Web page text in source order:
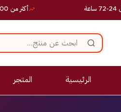
أكثر من 10,000 طلب ناجح
الرئيسية المتجر